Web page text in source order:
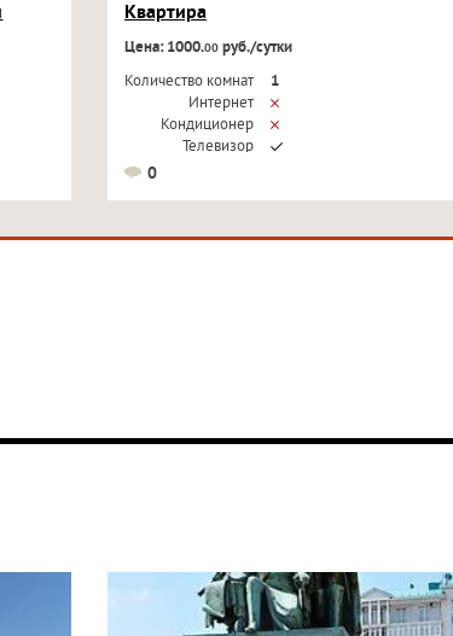
Квартира
Цена: 1000.00руб./сутки
Количество комнат
1
Интернет
Кондиционер
Телевизор
0